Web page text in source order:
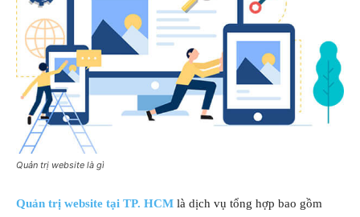
Quản trị website là gì
Quản trị website tại TP. HCM là dịch vụ tổng hợp bao gồm